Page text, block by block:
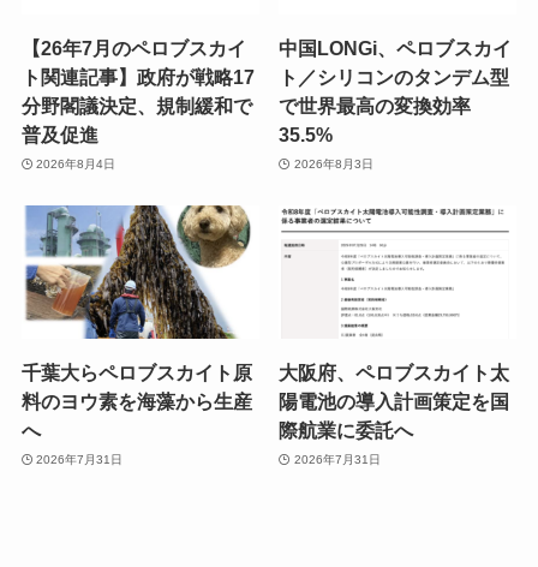
【26年7月のペロブスカイ
ト関連記事】政府が戦略17
分野閣議決定、規制緩和で
普及促進
2026年8月4日
中国LONGi、ペロブスカイ
ト／シリコンのタンデム型
で世界最高の変換効率
35.5%
2026年8月3日
千葉大らペロブスカイト原
料のヨウ素を海藻から生産
へ
2026年7月31日
大阪府、ペロブスカイト太
陽電池の導入計画策定を国
際航業に委託へ
2026年7月31日